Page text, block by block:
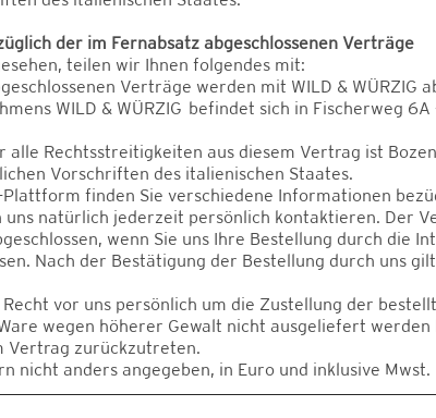
der im Fernabsatz abgeschlossenen Verträge
teilen wir Ihnen folgendes mit:
Verträge werden mit WILD & WÜRZIG
WILD & WÜRZIG befindet sich in Fischerweg
alle Rechtsstreitigkeiten aus diesem Vertrag ist
Vorschriften des italienischen Staates.
finden Sie verschiedene Informationen
uns natürlich jederzeit persönlich kontaktieren. Der
wenn Sie uns Ihre Bestellung durch die
Nach der Bestätigung der Bestellung durch uns
vor uns persönlich um die Zustellung der
wegen höherer Gewalt nicht ausgeliefert werden
Vertrag zurückzutreten.
nicht anders angegeben, in Euro und inklusive Mwst.